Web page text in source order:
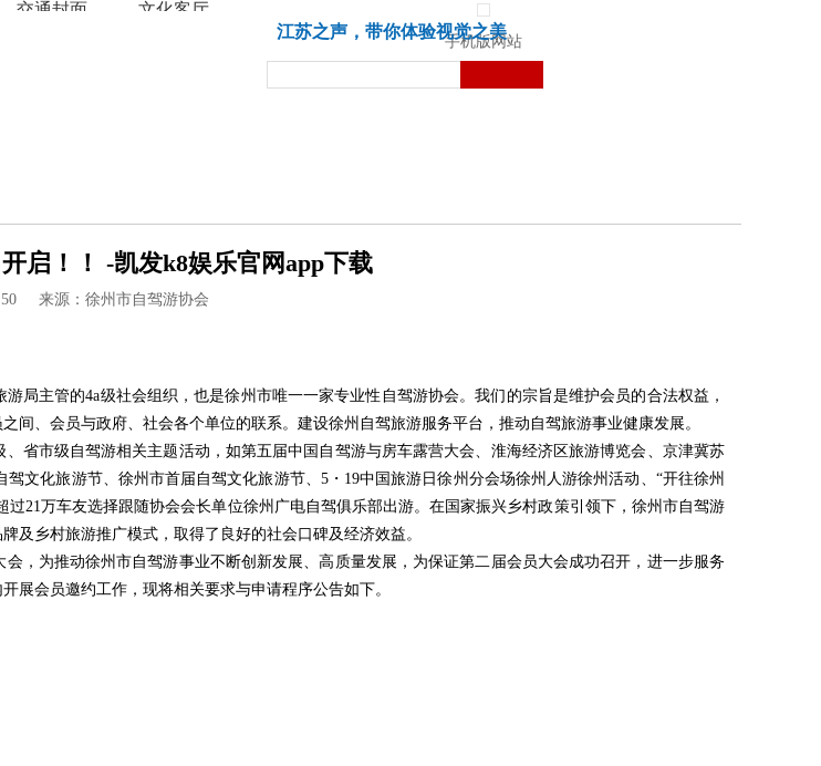
交通封面 文化客厅
手机版网站
江苏之声，带你体验视觉之美
启！！ -凯发k8娱乐官网app下载
来源：徐州市自驾游协会
局主管的4a级社会组织，也是徐州市唯一一家专业性自驾游协会。我们的宗旨是维护会员的合法权益，
、会员与政府、社会各个单位的联系。建设徐州自驾旅游服务平台，推动自驾旅游事业健康发展。
省市级自驾游相关主题活动，如第五届中国自驾游与房车露营大会、淮海经济区旅游博览会、京津冀苏
文化旅游节、徐州市首届自驾文化旅游节、5・19中国旅游日徐州分会场徐州人游徐州活动、“开往徐州
21万车友选择跟随协会会长单位徐州广电自驾俱乐部出游。在国家振兴乡村政策引领下，徐州市自驾游
及乡村旅游推广模式，取得了良好的社会口碑及经济效益。
，为推动徐州市自驾游事业不断创新发展、高质量发展，为保证第二届会员大会成功召开，进一步服务
展会员邀约工作，现将相关要求与申请程序公告如下。